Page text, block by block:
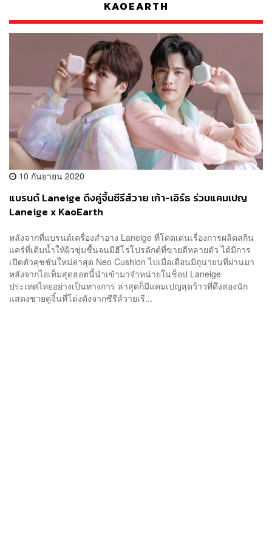
KAOEARTH
10 กันยายน 2020
แบรนด์ Laneige ดึงคู่จิ้นซีรีส์วาย เก้า-เอิร์ธ ร่วมแคมเปญ
Laneige x KaoEarth
หลังจากที่แบรนด์เครื่องสำอาง Laneige ที่โดดเด่นเรื่องการผลิตสกิน
แคร์ที่เติมน้ำให้ผิวชุ่มชื้นจนมีฮีโร่โปรดักต์ที่ขายดีหลายตัว ได้มีการ
เปิดตัวคุชชันใหม่ล่าสุด Neo Cushion ไปเมื่อเดือนมิถุนายนที่ผ่านมา
หลังจากไอเท็มสุดฮอตนี้นำเข้ามาจำหน่ายในช็อป Laneige
ประเทศไทยอย่างเป็นทางการ ล่าสุดก็มีแคมเปญสุดว้าวที่ดึงสองนัก
แสดงชายคู่จิ้นที่โด่งดังจากซีรีส์วายเรื...